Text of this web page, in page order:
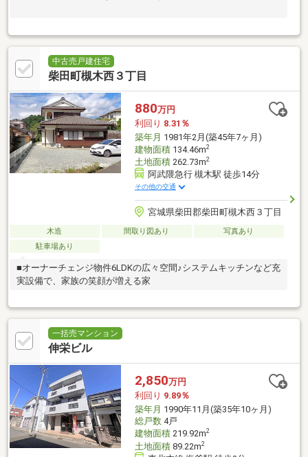
中古売戸建住宅
柴田町槻木西３丁目
880万円
利回り 8.31％
築年月 1981年2月(築45年7ヶ月)
建物面積134.46m2
土地面積262.73m2
阿武隈急行 槻木駅 徒歩14分
その他の交通
宮城県柴田郡柴田町槻木西３丁目
木造 間取り図あり
写真あり
駐車場あり
■オーナーチェンジ物件6LDKの広々空間♪システムキッチンなど充
実設備で、家族の笑顔が増える家
一括売マンション
伸栄ビル
2,850万円
利回り 9.89％
築年月 1990年11月(築35年10ヶ月)
総戸数4戸
建物面積219.92m2
土地面積89.22m2